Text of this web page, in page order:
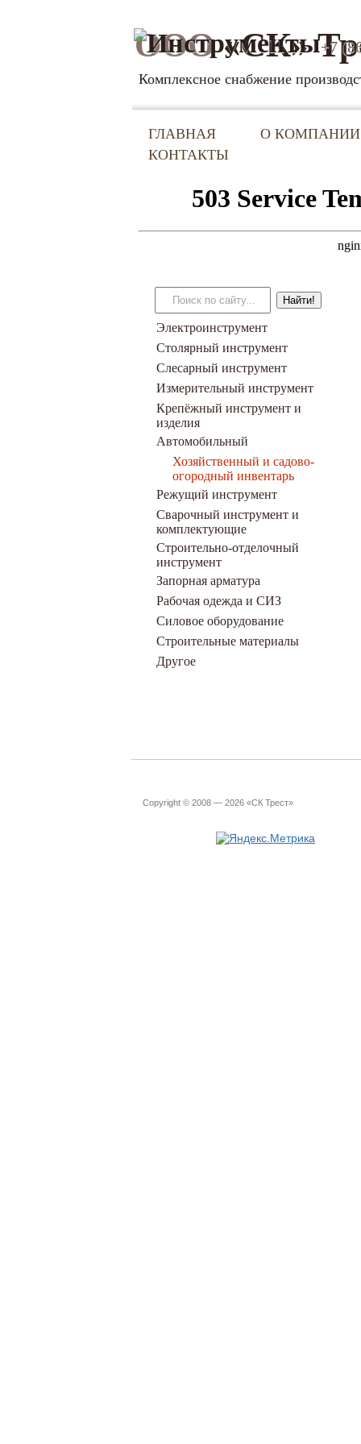
ООО«СК»
Комплексное снабжение
+7
ГЛАВНАЯ
О КОМПАНИИ
КОНТАКТЫ
Электроинструмент
Столярный инструмент
Слесарный инструмент
Измерительный инструмент
Крепёжный инструмент и
изделия
Автомобильный
Хозяйственный и садово-
огородный инвентарь
Режущий инструмент
Сварочный инструмент и
комплектующие
Строительно-отделочный
инструмент
Запорная арматура
Рабочая одежда и СИЗ
Силовое оборудование
Строительные материалы
Другое
Copyright © 2008 — 2026 «СК Трест»